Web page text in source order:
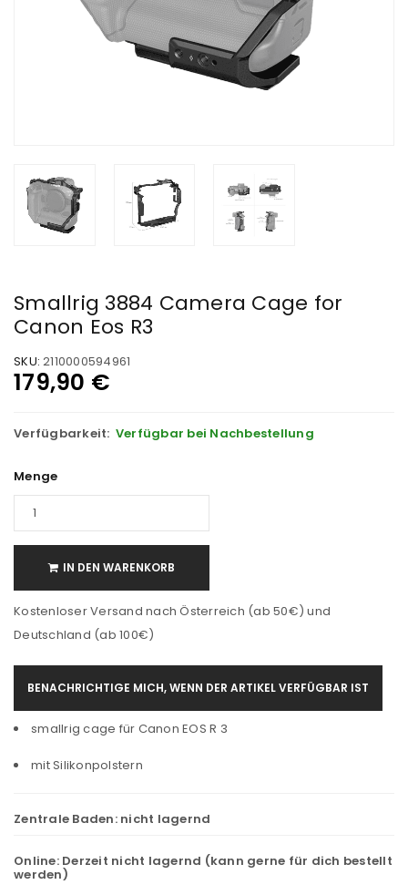
Smallrig 3884 Camera Cage for
Canon Eos R3
SKU: 2110000594961
179,90 €
Verfügbarkeit: Verfügbar bei Nachbestellung
Menge
IN DEN WARENKORB
Kostenloser Versand nach Österreich (ab 50€) und
Deutschland (ab 100€)
BENACHRICHTIGE MICH, WENN DER ARTIKEL VERFÜGBAR IST
smallrig cage für Canon EOS R 3
mit Silikonpolstern
Zentrale Baden: nicht lagernd
Online: Derzeit nicht lagernd (kann gerne für dich bestellt
werden)